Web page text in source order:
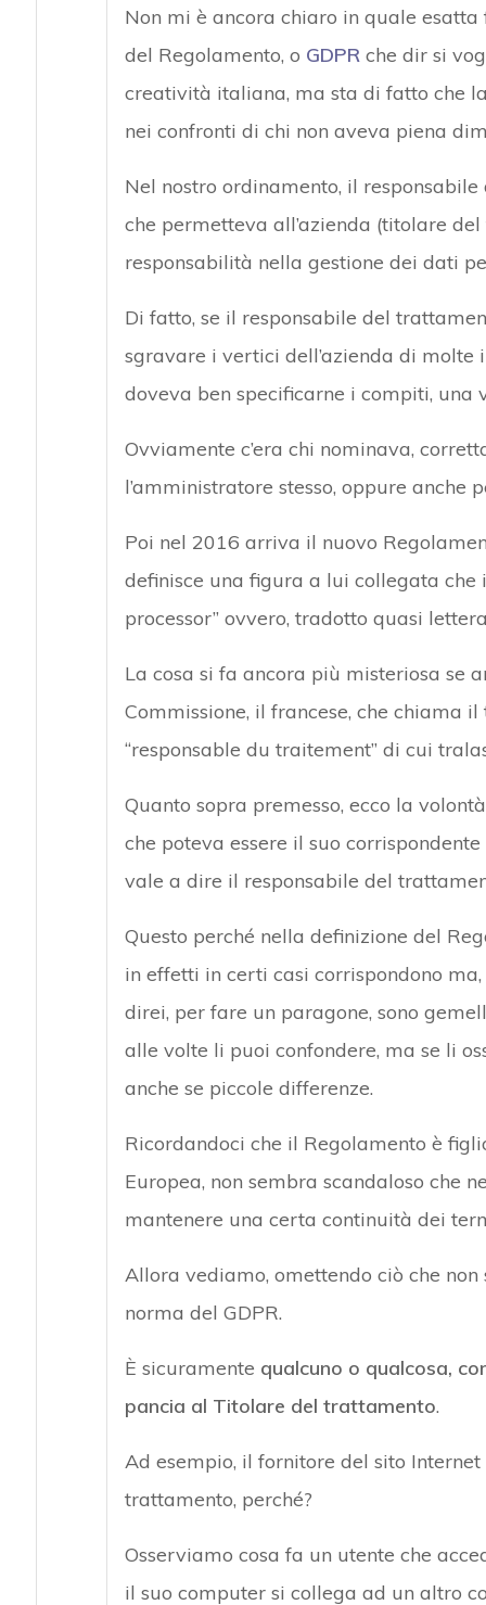
Non mi è ancora chiaro in quale
del Regolamento, o GDPRche dir si
creatività italiana, ma sta di fatto che
nei confronti di chi non aveva piena
Nel nostro ordinamento, il
che permetteva all’azienda (titolare
responsabilità nella gestione dei dati
Di fatto, se il responsabile del
sgravare i vertici dell’azienda di molte
doveva ben specificarne i compiti,
Ovviamente c’era chi nominava,
l’amministratore stesso, oppure anche
Poi nel 2016 arriva il nuovo
definisce una figura a lui collegata che
processor” ovvero, tradotto quasi
La cosa si fa ancora più misteriosa se
Commissione, il francese, che chiama
“responsable du traitement” di cui
Quanto sopra premesso, ecco la
che poteva essere il suo
vale a dire il responsabile del
Questo perché nella definizione del
in effetti in certi casi corrispondono
direi, per fare un paragone, sono
alle volte li puoi confondere, ma se li
anche se piccole differenze.
Ricordandoci che il Regolamento è
Europea, non sembra scandaloso che
mantenere una certa continuità dei
Allora vediamo, omettendo ciò che
norma del GDPR.
È sicuramente qualcuno o qualcosa,
pancia al Titolare del trattamento.
Ad esempio, il fornitore del sito
trattamento, perché?
Osserviamo cosa fa un utente che
il suo computer si collega ad un altro